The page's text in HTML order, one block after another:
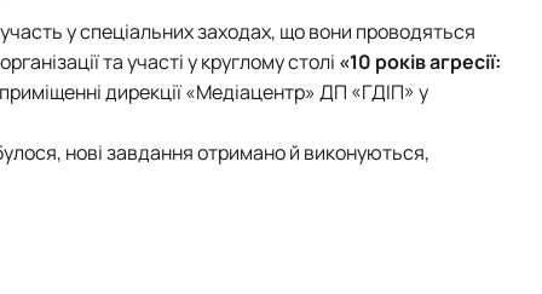
у спеціальних заходах, що вони проводяться
та участі укруглому столі «10 років агресії:
дирекції «Медіацентр» ДП «ГДІП» у
нові завдання отримано й виконуються,